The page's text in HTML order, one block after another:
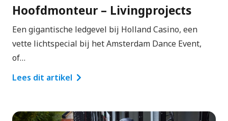
Hoofdmonteur – Livingprojects
Een gigantische ledgevel bij Holland Casino, een
vette lichtspecial bij het Amsterdam Dance Event,
of…
Lees dit artikel